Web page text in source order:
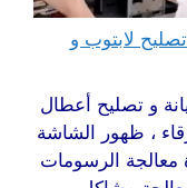
مهندس كمبيوتر صبحان 65511033 تصليح لابتوب و
و تصليح أعطال
، ظهور الشاشة
الرسومات